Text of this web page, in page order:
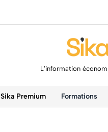
L’information
Sika Premium Formations